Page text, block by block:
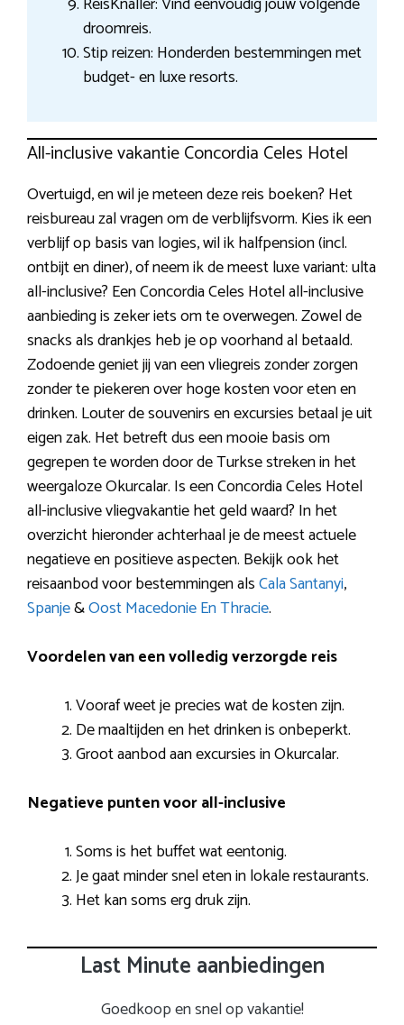
droomreis.
Stip reizen: Honderden bestemmingen met
budget- en luxe resorts.
All-inclusive vakantie Concordia Celes Hotel
Overtuigd, en wil je meteen deze reis boeken? Het
reisbureau zal vragen om de verblijfsvorm. Kies ik een
verblijf op basis van logies, wil ik halfpension (incl.
ontbijt en diner), of neem ik de meest luxe variant: ulta
all-inclusive? Een Concordia Celes Hotel all-inclusive
aanbieding is zeker iets om te overwegen. Zowel de
snacks als drankjes heb je op voorhand al betaald.
Zodoende geniet jij van een vliegreis zonder zorgen
zonder te piekeren over hoge kosten voor eten en
drinken. Louter de souvenirs en excursies betaal je uit
eigen zak. Het betreft dus een mooie basis om
gegrepen te worden door de Turkse streken in het
weergaloze Okurcalar. Is een Concordia Celes Hotel
all-inclusive vliegvakantie het geld waard? In het
overzicht hieronder achterhaal je de meest actuele
negatieve en positieve aspecten. Bekijk ook het
reisaanbod voor bestemmingen alsCala Santanyi,
Spanje&Oost Macedonie En Thracie.
Voordelen van een volledig verzorgde reis
Vooraf weet je precies wat de kosten zijn.
De maaltijden en het drinken is onbeperkt.
Groot aanbod aan excursies in Okurcalar.
Negatieve punten voor all-inclusive
Soms is het buffet wat eentonig.
Je gaat minder snel eten in lokale restaurants.
Het kan soms erg druk zijn.
Last Minute aanbiedingen
Goedkoop en snel op vakantie!